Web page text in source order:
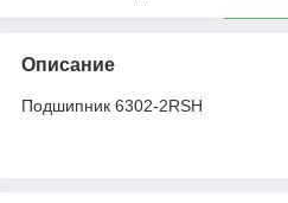
Описание
Подшипник 6302-2RSH